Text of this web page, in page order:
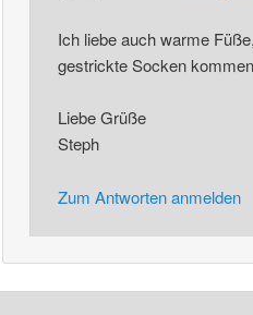
Ich liebe auch warme
gestrickte Socken
Liebe Grüße
Steph
Zum Antworten anmelden